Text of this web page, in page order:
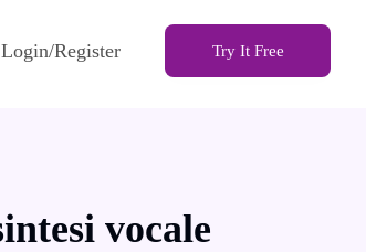
Login/Register Try It Free
vocale